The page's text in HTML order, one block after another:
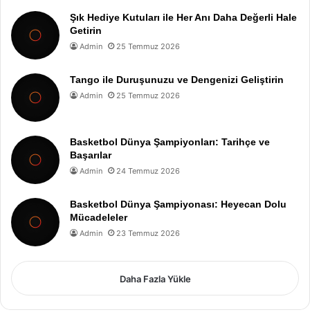
Şık Hediye Kutuları ile Her Anı Daha Değerli Hale
Getirin
Admin 25 Temmuz 2026
Tango ile Duruşunuzu ve Dengenizi Geliştirin
Admin 25 Temmuz 2026
Basketbol Dünya Şampiyonları: Tarihçe ve
Başarılar
Admin 24 Temmuz 2026
Basketbol Dünya Şampiyonası: Heyecan Dolu
Mücadeleler
Admin 23 Temmuz 2026
Daha Fazla Yükle